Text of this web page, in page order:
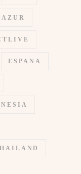
ESPANA